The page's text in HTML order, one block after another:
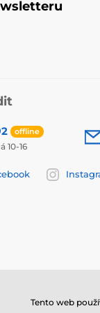
offline
10-16
Tento web